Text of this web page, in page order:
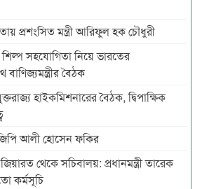
প্রশংসিত মন্ত্রী আরিফুল হক চৌধুরী
শিল্প সহযোগিতা নিয়ে ভারতের
বৈঠক
হাইকমিশনারের বৈঠক, দ্বিপাক্ষিক
আলী হোসেন ফকির
থেকে সচিবালয়: প্রধানমন্ত্রী তারেক
কর্মসূচি